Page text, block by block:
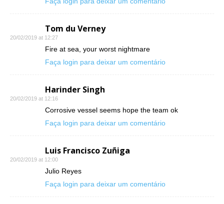
Tom du Verney
20/02/2019 at 12:27
Fire at sea, your worst nightmare
Faça login para deixar um comentário
Harinder Singh
20/02/2019 at 12:16
Corrosive vessel seems hope the team ok
Faça login para deixar um comentário
Luis Francisco Zuñiga
20/02/2019 at 12:00
Julio Reyes
Faça login para deixar um comentário